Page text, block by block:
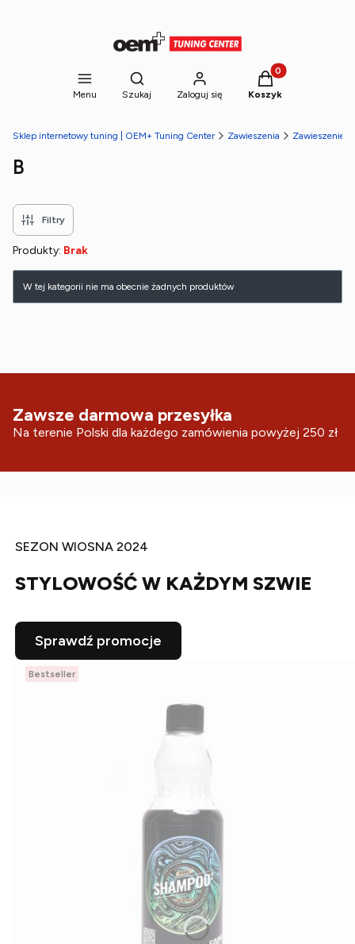
Menu
Otwórz wyszukiwarkę
Szukaj Zaloguj się
Produkty w
Koszyk
Sklep internetowy tuning | OEM+ Tuning Center Zawieszenia Zawieszenie
B
Filtry
Produkty: Brak
Lista produktów
W tej kategorii nie ma obecnie żadnych produktów
Zawsze darmowa przesyłka
Na terenie Polski dla każdego zamówienia powyżej 250 zł
SEZON WIOSNA 2024
STYLOWOŚĆ W KAŻDYM SZWIE
Sprawdź promocje
Bestseller